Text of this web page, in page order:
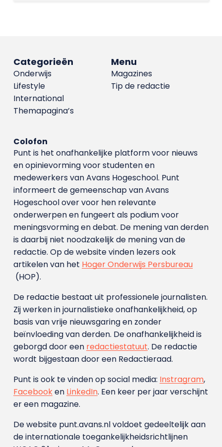
Menu
Magazines
Tip de redactie
Categorieën
Onderwijs
Lifestyle
International
Themapagina’s
Colofon
Punt is het onafhankelijke platform voor nieuws
en opinievorming voor studenten en
medewerkers van Avans Hoge­school. Punt
informeert de gemeenschap van Avans
Hogeschool over voor hen relevante
onderwerpen en fungeert als podium voor
meningsvorming en debat. De mening van derden
is daarbij niet noodzakelijk de mening van de
redactie. Op de website vinden lezers ook
artikelen van het Hoger Onderwijs Persbureau
(HOP).
De redactie bestaat uit professionele journalisten.
Zij werken in journalistieke onafhankelijkheid, op
basis van vrije nieuwsgaring en zonder
beïnvloeding van derden. De onafhankelijkheid is
geborgd door een redactiestatuut. De redactie
wordt bijgestaan door een Redactieraad.
Punt is ook te vinden op social media: Instragram,
Facebooken LinkedIn. Een keer per jaar verschijnt
er een magazine.
De website punt.avans.nl voldoet gedeeltelijk aan
de internationale toegankelijkheidsrichtlijnen